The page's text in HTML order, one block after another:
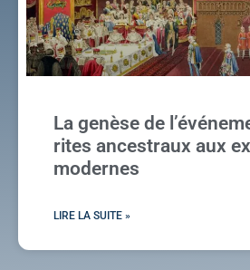
La genèse de
rites ancestraux aux
modernes
LIRE LA SUITE »